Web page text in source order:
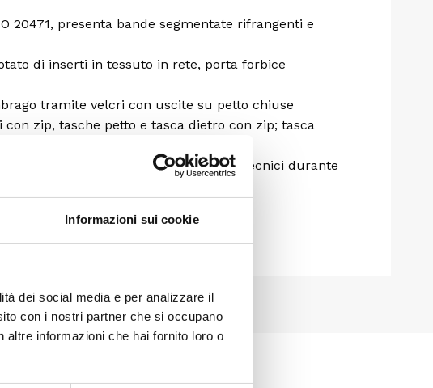
Informazioni sui cookie
dei social media e per analizzare il
con i nostri partner che si occupano
altre informazioni che hai fornito loro o
20471, presenta bande segmentate rifrangenti e
di inserti in tessuto in rete, porta forbice
tramite velcri con uscite su petto chiuse
zip, tasche petto e tasca dietro con zip; tasca
è pensato per l’utilizzo da parte dei tecnici durante